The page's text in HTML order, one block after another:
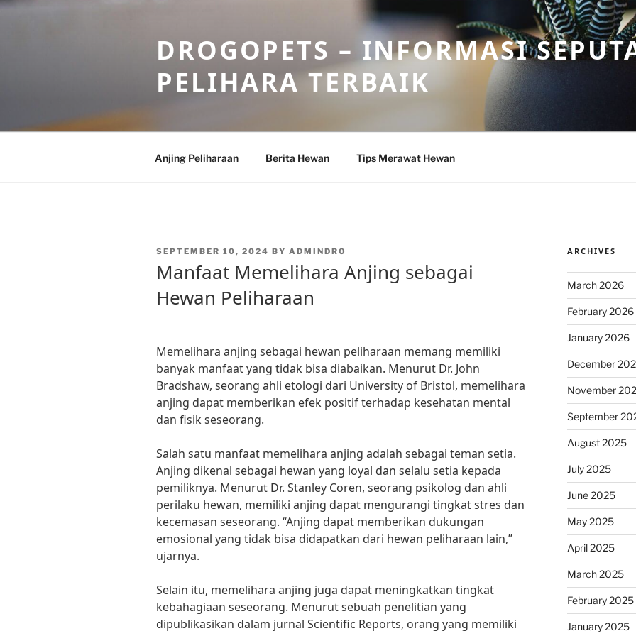
Skip
DROGOPETS – INFORMASI
PELIHARA TERBAIK
Anjing Peliharaan Berita Hewan Tips Merawat Hewan
POSTED
SEPTEMBER 10, 2024 BY ADMINDRO
Manfaat Memelihara Anjing sebagai
Hewan Peliharaan
Memelihara anjing sebagai hewan peliharaan memang memiliki
banyak manfaat yang tidak bisa diabaikan. Menurut Dr. John
Bradshaw, seorang ahli etologi dari University of Bristol, memelihara
anjing dapat memberikan efek positif terhadap kesehatan mental
dan fisik seseorang.
Salah satu manfaat memelihara anjing adalah sebagai teman setia.
Anjing dikenal sebagai hewan yang loyal dan selalu setia kepada
pemiliknya. Menurut Dr. Stanley Coren, seorang psikolog dan ahli
perilaku hewan, memiliki anjing dapat mengurangi tingkat stres dan
kecemasan seseorang. “Anjing dapat memberikan dukungan
emosional yang tidak bisa didapatkan dari hewan peliharaan lain,”
ujarnya.
Selain itu, memelihara anjing juga dapat meningkatkan tingkat
kebahagiaan seseorang. Menurut sebuah penelitian yang
dipublikasikan dalam jurnal Scientific Reports, orang yang memiliki
ARCHIVES
March 2026
February 2026
January 2026
December
November
September
August 2025
July 2025
June 2025
May 2025
April 2025
March 2025
February 2025
January 2025